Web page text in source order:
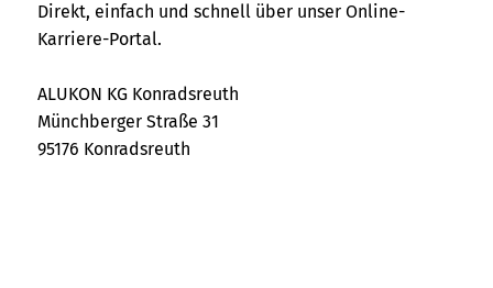
Direkt, einfach und schnell über unser Online-
Karriere-Portal.
ALUKON KG Konradsreuth
Münchberger Straße 31
95176 Konradsreuth